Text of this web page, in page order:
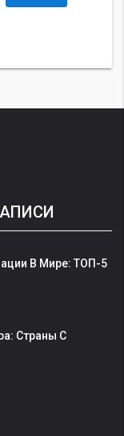
В Мире: ТОП-5
Страны С